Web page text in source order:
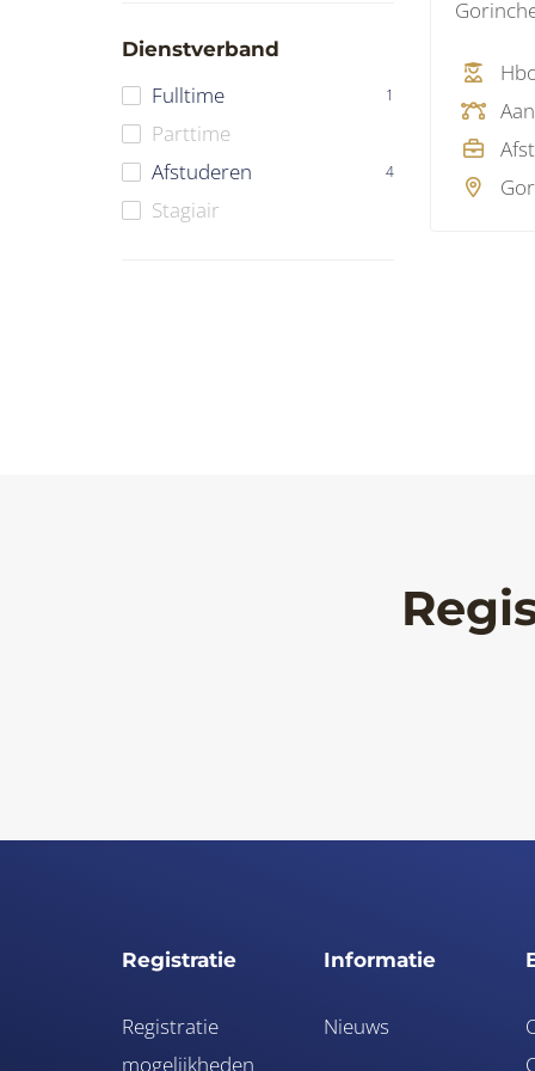
Dienstverband
Fulltime 1
Parttime
Afstuderen
4
Stagiair
Registratie
Registratie
mogelijkheden
Informatie
Nieuws